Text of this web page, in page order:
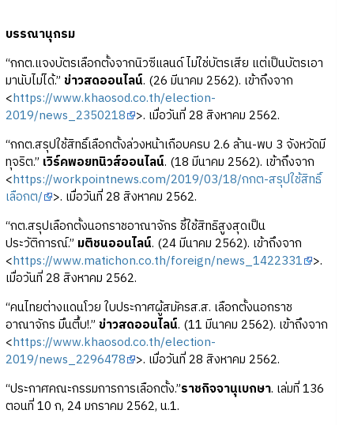
บรรณานุกรม
“กกต.แจงบัตรเลือกตั้งจากนิวซีแลนด์ ไม่ใช่บัตรเสีย แต่เป็นบัตรเอา
มานับไม่ได้.” ข่าวสดออนไลน์. (26 มีนาคม 2562). เข้าถึงจาก
<https://www.khaosod.co.th/election-
2019/news_2350218 >. เมื่อวันที่ 28 สิงหาคม 2562.
“กกต.สรุปใช้สิทธิ์เลือกตั้งล่วงหน้าเกือบครบ 2.6 ล้าน-พบ 3 จังหวัดมี
ทุจริต.” เวิร์คพอยทนิวส์ออนไลน์. (18 มีนาคม 2562). เข้าถึงจาก
<https://workpointnews.com/2019/03/18/กกต-สรุปใช้สิทธิ์
เลือกต/ >. เมื่อวันที่ 28 สิงหาคม 2562.
“กต.สรุปเลือกตั้งนอกราชอาณาจักร ชี้ใช้สิทธิสูงสุดเป็น
ประวัติการณ์.” มติชนออนไลน์. (24 มีนาคม 2562). เข้าถึงจาก
<https://www.matichon.co.th/foreign/news_1422331 >.
เมื่อวันที่ 28 สิงหาคม 2562.
“คนไทยต่างแดนโวย ใบประกาศผู้สมัครส.ส. เลือกตั้งนอกราช
อาณาจักร มึนตึ้บ!.” ข่าวสดออนไลน์. (11 มีนาคม 2562). เข้าถึงจาก
<https://www.khaosod.co.th/election-
2019/news_2296478 >. เมื่อวันที่ 28 สิงหาคม 2562.
“ประกาศคณะกรรมการการเลือกตั้ง.”ราชกิจจานุเบกษา. เล่มที่ 136
ตอนที่ 10 ก, 24 มกราคม 2562, น.1.